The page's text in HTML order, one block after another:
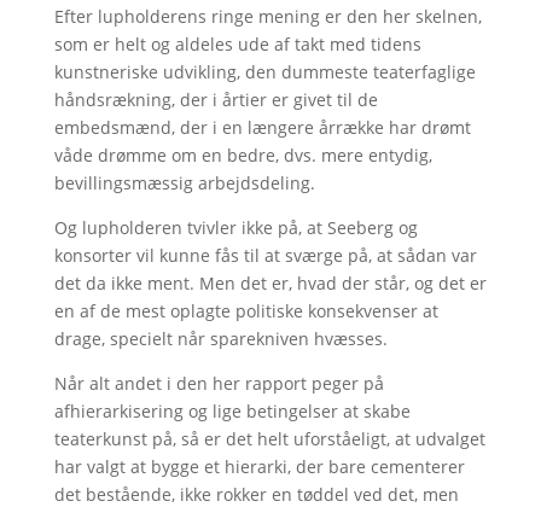
Efter lupholderens ringe mening er den her skelnen,
som er helt og aldeles ude af takt med tidens
kunstneriske udvikling, den dummeste teaterfaglige
håndsrækning, der i årtier er givet til de
embedsmænd, der i en længere årrække har drømt
våde drømme om en bedre, dvs. mere entydig,
bevillingsmæssig arbejdsdeling.
Og lupholderen tvivler ikke på, at Seeberg og
konsorter vil kunne fås til at sværge på, at sådan var
det da ikke ment. Men det er, hvad der står, og det er
en af de mest oplagte politiske konsekvenser at
drage, specielt når sparekniven hvæsses.
Når alt andet i den her rapport peger på
afhierarkisering og lige betingelser at skabe
teaterkunst på, så er det helt uforståeligt, at udvalget
har valgt at bygge et hierarki, der bare cementerer
det bestående, ikke rokker en tøddel ved det, men